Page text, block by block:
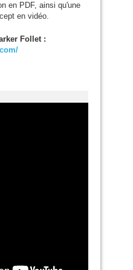
en PDF, ainsi qu'une
en vidéo.
Follet :